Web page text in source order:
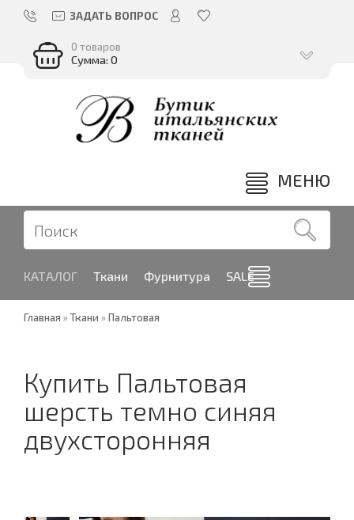
ЗАДАТЬ ВОПРОС
0 товаров
Сумма: 0
МЕНЮ
КАТАЛОГ Ткани Фурнитура SALE
Главная »Ткани »Пальтовая
Купить Пальтовая
шерсть темно синяя
двухсторонняя